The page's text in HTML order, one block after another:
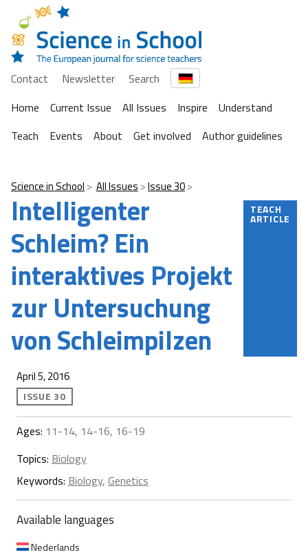
Contact Newsletter
Search
Home
Current Issue All Issues Inspire
Understand
Teach
Events About Get involved Author guidelines
Science in School All Issues Issue 30
Intelligenter
Schleim? Ein
interaktives Projekt
zur Untersuchung
von Schleimpilzen
TEACH
ARTICLE
April 5, 2016
ISSUE 30
Ages: 11-14, 14-16, 16-19
Topics: Biology
Keywords: Biology, Genetics
Available languages
Nederlands